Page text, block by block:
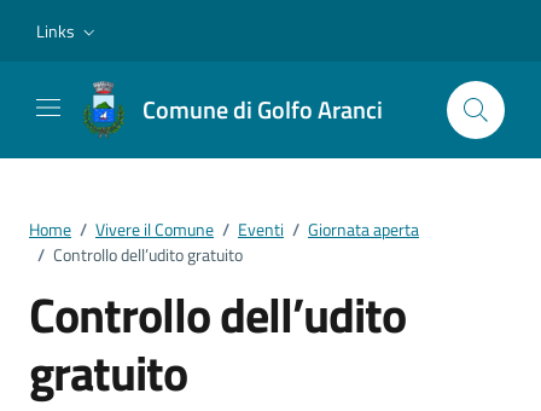
Links
Comune di Golfo Aranci
Home / Vivere il Comune / Eventi / Giornata aperta
/ Controllo dell’udito gratuito
Controllo dell’udito
gratuito